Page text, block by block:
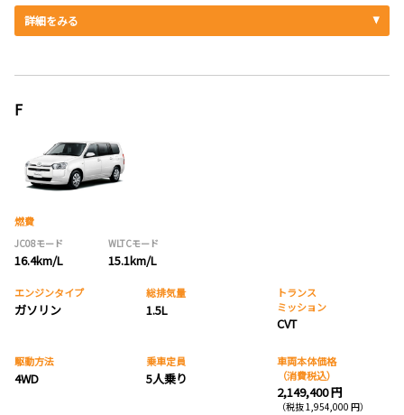
詳細をみる
F
燃費
JC08モード
16.4km/L
WLTCモード
15.1km/L
エンジンタイプ
ガソリン
総排気量
1.5L
トランス
ミッション
CVT
駆動方法
4WD
乗車定員
5人乗り
車両本体価格
（消費税込）
2,149,400 円
（税抜 1,954,000 円）